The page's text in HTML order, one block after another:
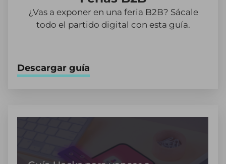
¿Vas a exponer en una feria B2B? Sácale
todo el partido digital con esta guía.
Descargar guía